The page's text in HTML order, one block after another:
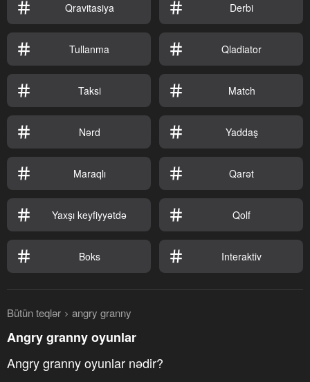
Qravitasiya Derbi
Tullanma Qladiator
Taksi Match
Nərd Yaddaş
Maraqlı Qarət
Yaxşı keyfiyyətdə Qolf
Boks Interaktiv
Bütün teqlər angry granny
Angry granny oyunlar
Angry granny oyunlar nədir?